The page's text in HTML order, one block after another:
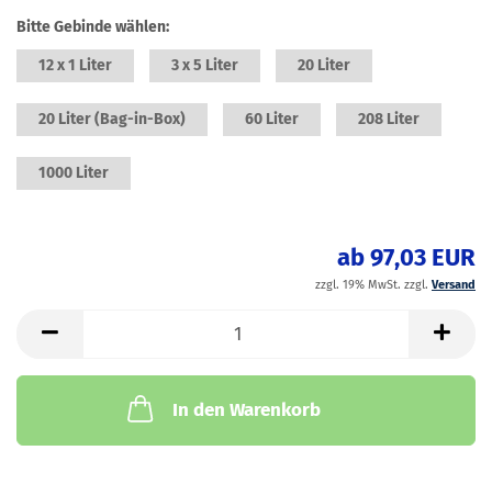
Bitte Gebinde wählen:
12 x 1 Liter 3 x 5 Liter 20 Liter
20 Liter (Bag-in-Box) 60 Liter 208 Liter
1000 Liter
ab 97,03 EUR
zzgl. 19% MwSt. zzgl. Versand
In den Warenkorb